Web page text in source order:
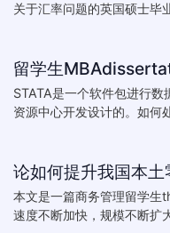
关于汇率问题的英国硕士
STATA是一个软件包进行
资源中心开发设计的。如何
本文是一篇商务管理留学生
速度不断加快，规模不断扩